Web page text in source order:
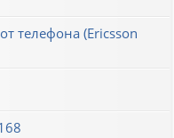
телефона (Ericsson